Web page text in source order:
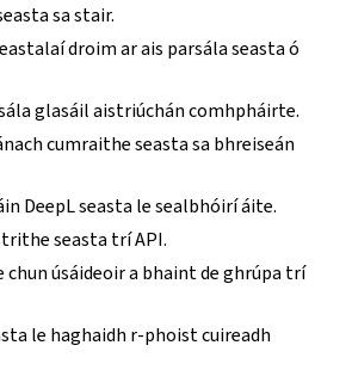
sa stair.
droim ar ais parsála seasta ó
glasáil aistriúchán comhpháirte.
cumraithe seasta sa bhreiseán
DeepL seasta le sealbhóirí áite.
seasta trí API.
chun úsáideoir a bhaint de ghrúpa trí
le haghaidh r-phoist cuireadh